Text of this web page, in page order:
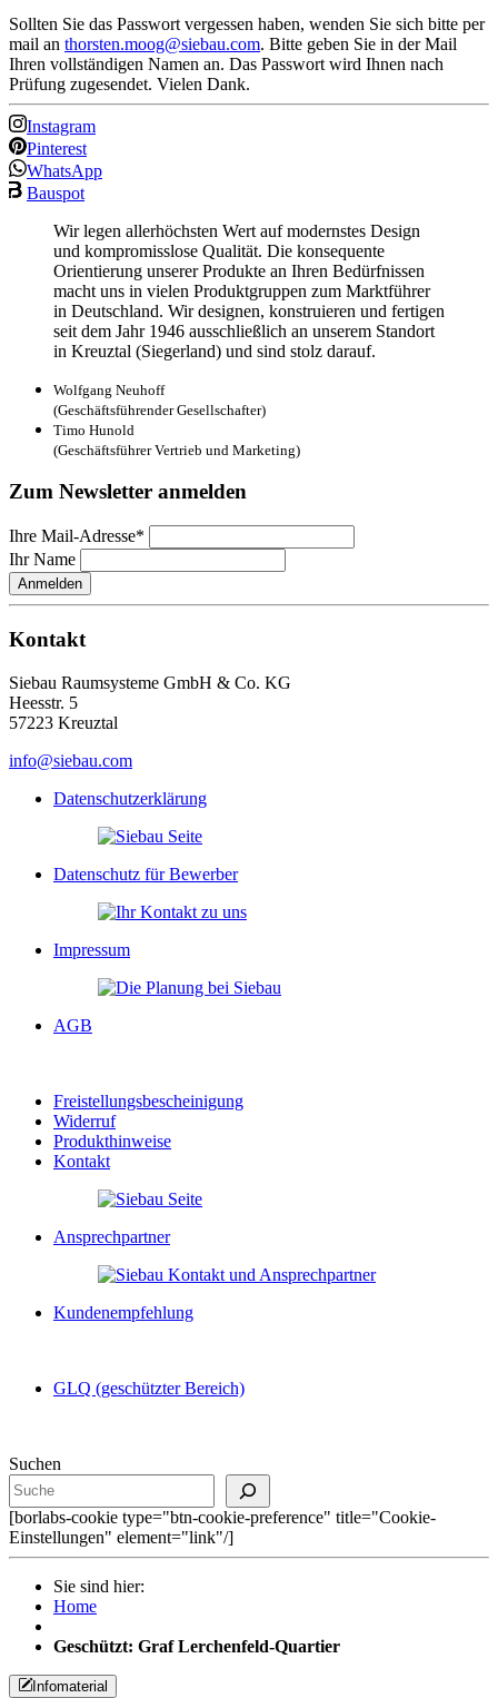
Sollten Sie das Passwort vergessen haben, wenden Sie sich bitte per
mail an thorsten.moog@siebau.com. Bitte geben Sie in der Mail
Ihren vollständigen Namen an. Das Passwort wird Ihnen nach
Prüfung zugesendet. Vielen Dank.
Instagram
Pinterest
WhatsApp
Bauspot
Wir legen allerhöchsten Wert auf modernstes Design
und kompromisslose Qualität. Die konsequente
Orientierung unserer Produkte an Ihren Bedürfnissen
macht uns in vielen Produktgruppen zum Marktführer
in Deutschland. Wir designen, konstruieren und fertigen
seit dem Jahr 1946 ausschließlich an unserem Standort
in Kreuztal (Siegerland) und sind stolz darauf.
Wolfgang Neuhoff
(Geschäftsführender Gesellschafter)
Timo Hunold
(Geschäftsführer Vertrieb und Marketing)
Zum Newsletter anmelden
Ihre Mail-Adresse*
Ihr Name
Anmelden
Kontakt
Siebau Raumsysteme GmbH & Co. KG
Heesstr. 5
57223 Kreuztal
info@siebau.com
Datenschutzerklärung
Datenschutz für Bewerber
Impressum
AGB
Freistellungsbescheinigung
Widerruf
Produkthinweise
Kontakt
Ansprechpartner
Kundenempfehlung
GLQ (geschützter Bereich)
Suchen
[borlabs-cookie type="btn-cookie-preference" title="Cookie-
Einstellungen" element="link"/]
Sie sind hier:
Home
Geschützt: Graf Lerchenfeld-Quartier
Infomaterial